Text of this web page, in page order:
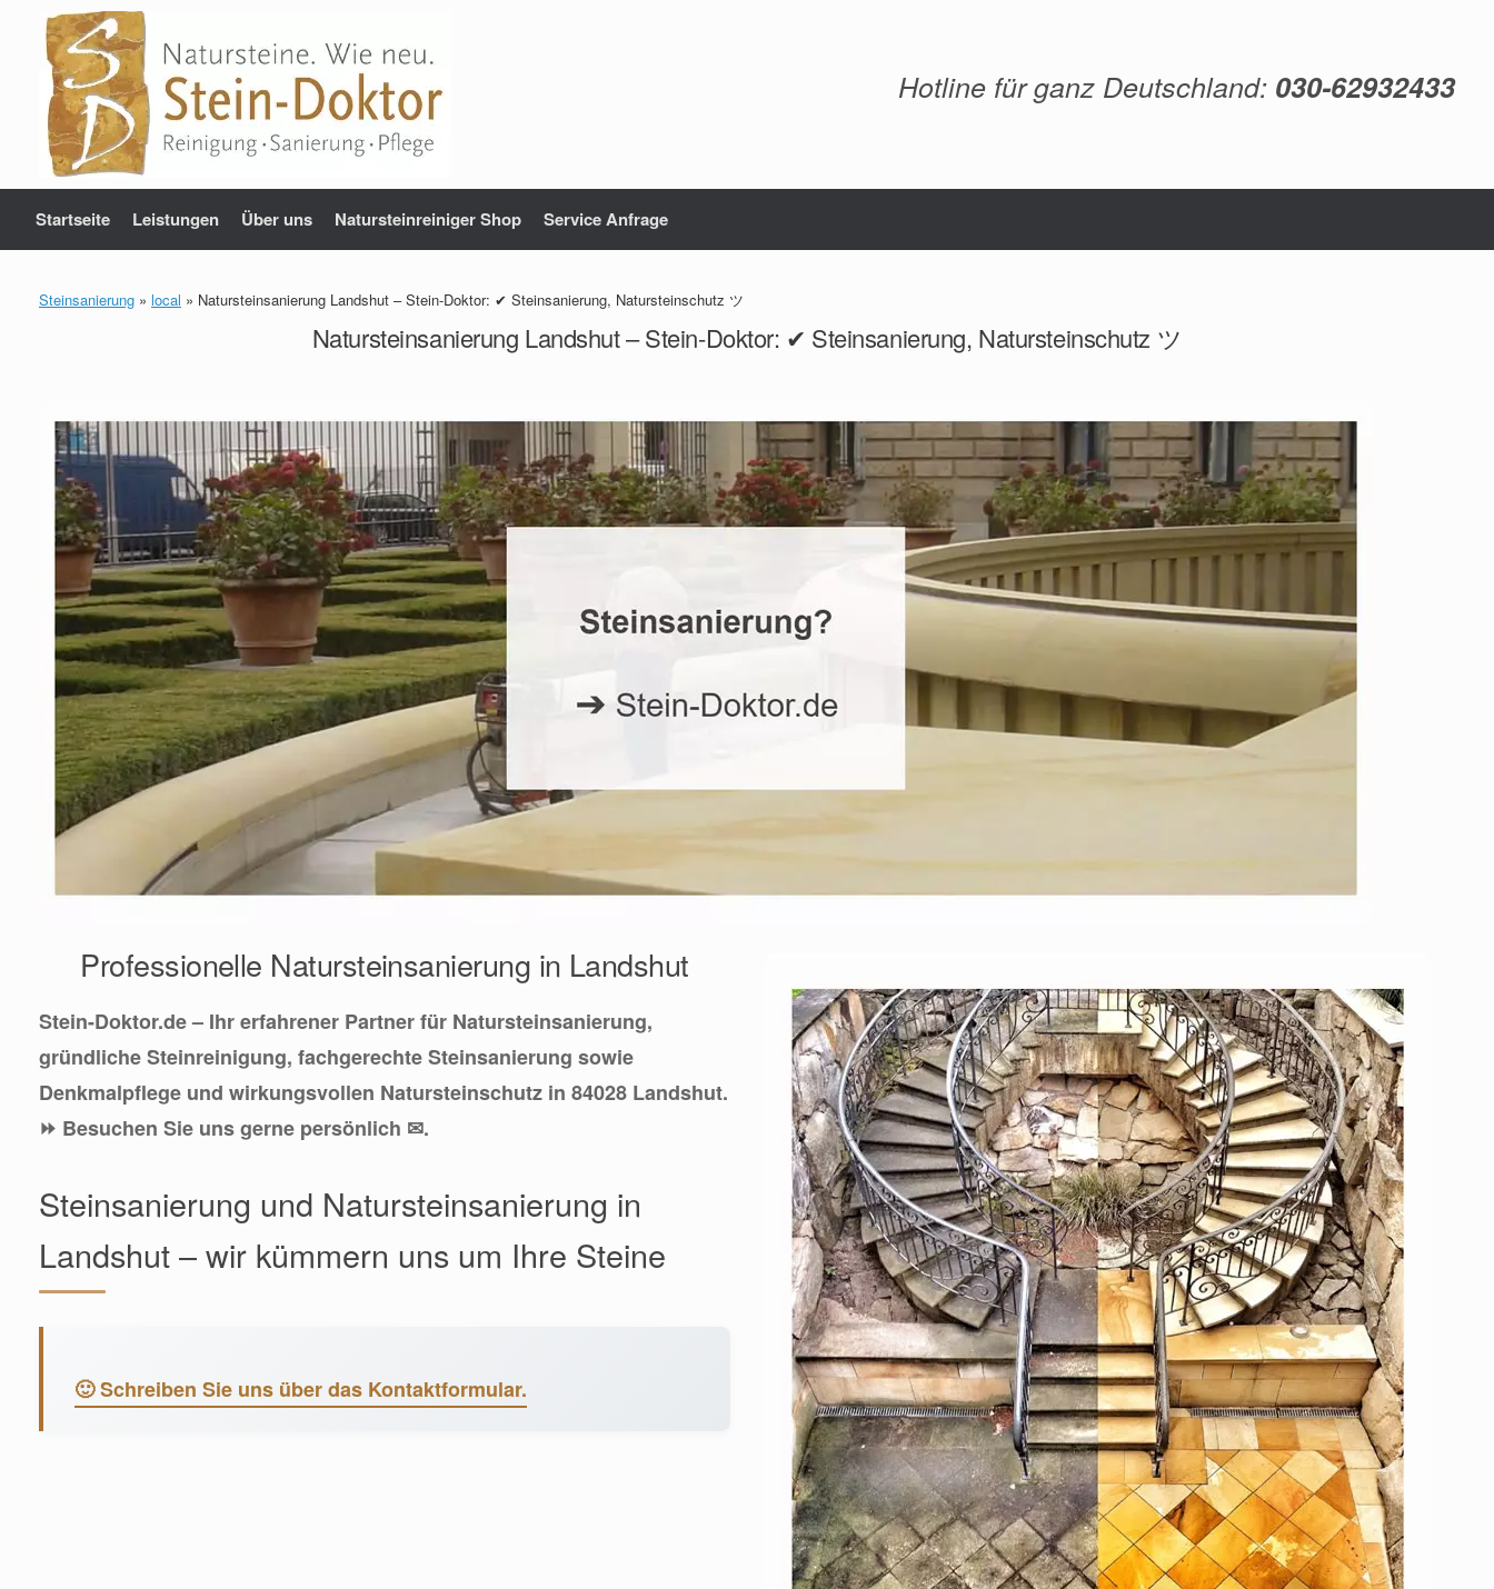
springen
Hotline für ganz Deutschland: 030-62932433
Startseite Leistungen Über uns Natursteinreiniger Shop Service Anfrage
Steinsanierung » local » Natursteinsanierung Landshut – Stein-Doktor: ✔ Steinsanierung, Natursteinschutz ツ
Natursteinsanierung Landshut – Stein-Doktor: ✔ Steinsanierung, Natursteinschutz ツ
Professionelle Natursteinsanierung in Landshut
Stein-Doktor.de – Ihr erfahrener Partner für Natursteinsanierung,
gründliche Steinreinigung, fachgerechte Steinsanierung sowie
Denkmalpflege und wirkungsvollen Natursteinschutz in 84028 Landshut.
⏩ Besuchen Sie uns gerne persönlich ✉.
Steinsanierung und Natursteinsanierung in
Landshut – wir kümmern uns um Ihre Steine
🙂 Schreiben Sie uns über das Kontaktformular.